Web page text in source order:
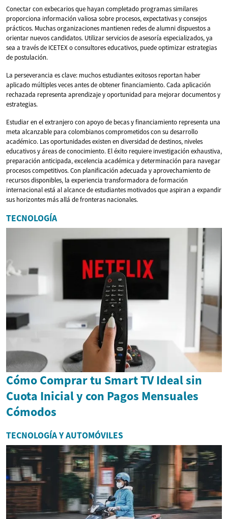
Conectar con exbecarios que hayan completado programas similares
proporciona información valiosa sobre procesos, expectativas y consejos
prácticos. Muchas organizaciones mantienen redes de alumni dispuestos a
orientar nuevos candidatos. Utilizar servicios de asesoría especializados, ya
sea a través de ICETEX o consultores educativos, puede optimizar estrategias
de postulación.
La perseverancia es clave: muchos estudiantes exitosos reportan haber
aplicado múltiples veces antes de obtener financiamiento. Cada aplicación
rechazada representa aprendizaje y oportunidad para mejorar documentos y
estrategias.
Estudiar en el extranjero con apoyo de becas y financiamiento representa una
meta alcanzable para colombianos comprometidos con su desarrollo
académico. Las oportunidades existen en diversidad de destinos, niveles
educativos y áreas de conocimiento. El éxito requiere investigación exhaustiva,
preparación anticipada, excelencia académica y determinación para navegar
procesos competitivos. Con planificación adecuada y aprovechamiento de
recursos disponibles, la experiencia transformadora de formación
internacional está al alcance de estudiantes motivados que aspiran a expandir
sus horizontes más allá de fronteras nacionales.
TECNOLOGÍA
Cómo Comprar tu Smart TV Ideal sin
Cuota Inicial y con Pagos Mensuales
Cómodos
TECNOLOGÍA Y AUTOMÓVILES